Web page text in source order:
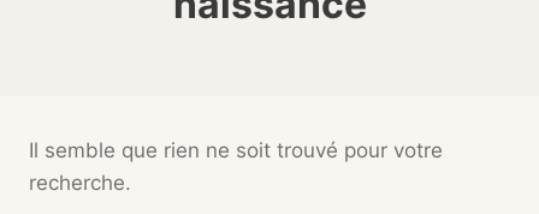
Il semble que rien ne soit trouvé pour votre
recherche.